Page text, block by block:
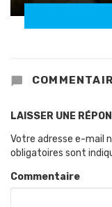
LAISSER UNE
Votre adresse e-mail
obligatoires sont
Commentaire